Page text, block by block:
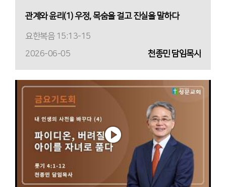
관계와 윤리(1) 우정, 목숨을 걸고 진실을 말하다
요한복음 15:13-15
2026-06-05
천종민 담임목사